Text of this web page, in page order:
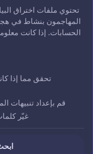
تحتوي ملفات اختراق
المهاجمون بنشاط في
الحسابات. إذا كانت
تحقق مما إذا
قم بإعداد تنبيهات
غيّر